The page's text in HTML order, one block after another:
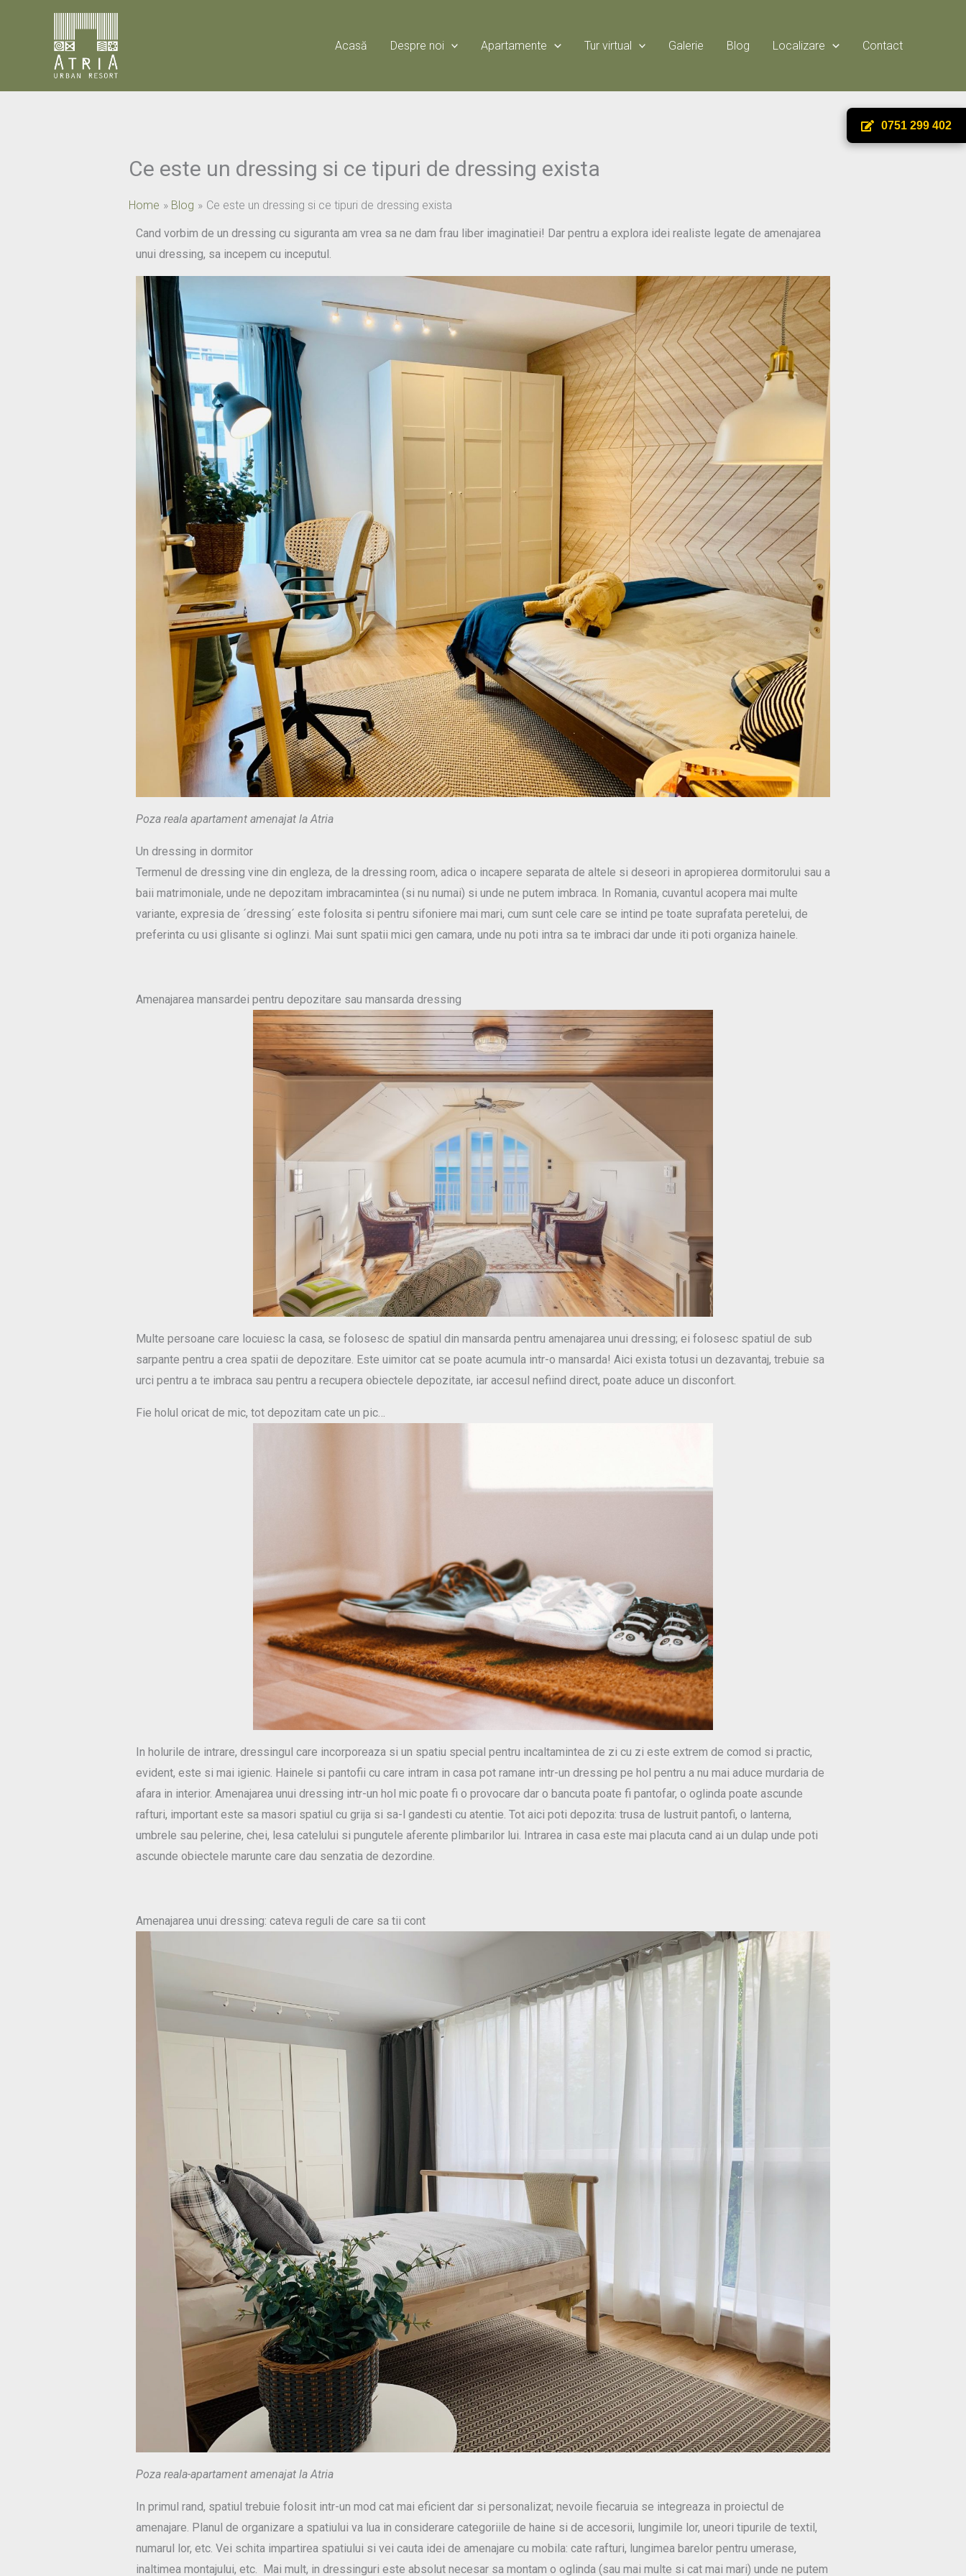
0751 299 402
Acasă Despre noi Apartamente Tur virtual Galerie Blog Localizare Contact
Ce este un dressing si ce tipuri de dressing exista
Home Blog Ce este un dressing si ce tipuri de dressing exista
Cand vorbim de un dressing cu siguranta am vrea sa ne dam frau liber imaginatiei! Dar pentru a explora idei realiste legate de amenajarea
unui dressing, sa incepem cu inceputul.
Poza reala apartament amenajat la Atria
Un dressing in dormitor
Termenul de dressing vine din engleza, de la dressing room, adica o incapere separata de altele si deseori in apropierea dormitorului sau a
baii matrimoniale, unde ne depozitam imbracamintea (si nu numai) si unde ne putem imbraca. In Romania, cuvantul acopera mai multe
variante, expresia de ´dressing´ este folosita si pentru sifoniere mai mari, cum sunt cele care se intind pe toate suprafata peretelui, de
preferinta cu usi glisante si oglinzi. Mai sunt spatii mici gen camara, unde nu poti intra sa te imbraci dar unde iti poti organiza hainele.
Amenajarea mansardei pentru depozitare sau mansarda dressing
Multe persoane care locuiesc la casa, se folosesc de spatiul din mansarda pentru amenajarea unui dressing; ei folosesc spatiul de sub
sarpante pentru a crea spatii de depozitare. Este uimitor cat se poate acumula intr-o mansarda! Aici exista totusi un dezavantaj, trebuie sa
urci pentru a te imbraca sau pentru a recupera obiectele depozitate, iar accesul nefiind direct, poate aduce un disconfort.
Fie holul oricat de mic, tot depozitam cate un pic…
In holurile de intrare, dressingul care incorporeaza si un spatiu special pentru incaltamintea de zi cu zi este extrem de comod si practic,
evident, este si mai igienic. Hainele si pantofii cu care intram in casa pot ramane intr-un dressing pe hol pentru a nu mai aduce murdaria de
afara in interior. Amenajarea unui dressing intr-un hol mic poate fi o provocare dar o bancuta poate fi pantofar, o oglinda poate ascunde
rafturi, important este sa masori spatiul cu grija si sa-l gandesti cu atentie. Tot aici poti depozita: trusa de lustruit pantofi, o lanterna,
umbrele sau pelerine, chei, lesa catelului si pungutele aferente plimbarilor lui. Intrarea in casa este mai placuta cand ai un dulap unde poti
ascunde obiectele marunte care dau senzatia de dezordine.
Amenajarea unui dressing: cateva reguli de care sa tii cont
Poza reala-apartament amenajat la Atria
In primul rand, spatiul trebuie folosit intr-un mod cat mai eficient dar si personalizat; nevoile fiecaruia se integreaza in proiectul de
amenajare. Planul de organizare a spatiului va lua in considerare categoriile de haine si de accesorii, lungimile lor, uneori tipurile de textil,
numarul lor, etc. Vei schita impartirea spatiului si vei cauta idei de amenajare cu mobila: cate rafturi, lungimea barelor pentru umerase,
inaltimea montajului, etc. Mai mult, in dressinguri este absolut necesar sa montam o oglinda (sau mai multe si cat mai mari) unde ne putem